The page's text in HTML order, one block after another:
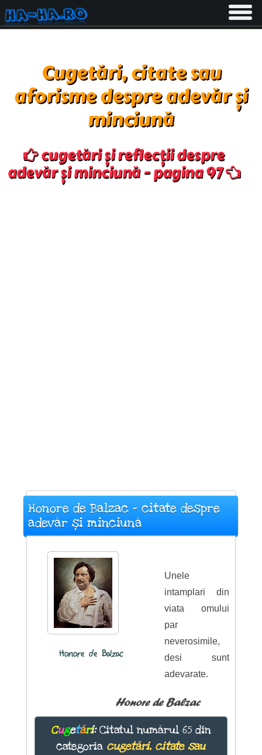
Toggle
Cugetări, citate sau
aforisme despre adevăr și
minciună
cugetări și reflecții despre
adevăr și minciună - pagina 97
Honore de Balzac - citate despre
adevăr și minciună
Honore de Balzac
Unele
intamplari din
viata omului
par
neverosimile,
desi sunt
adevarate.
Honore de Balzac
Cugetări:Citatul numărul 65 din
categoria cugetări, citate sau